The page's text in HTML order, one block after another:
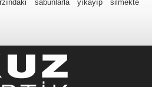
sabunlarla yıkayıp silmekte